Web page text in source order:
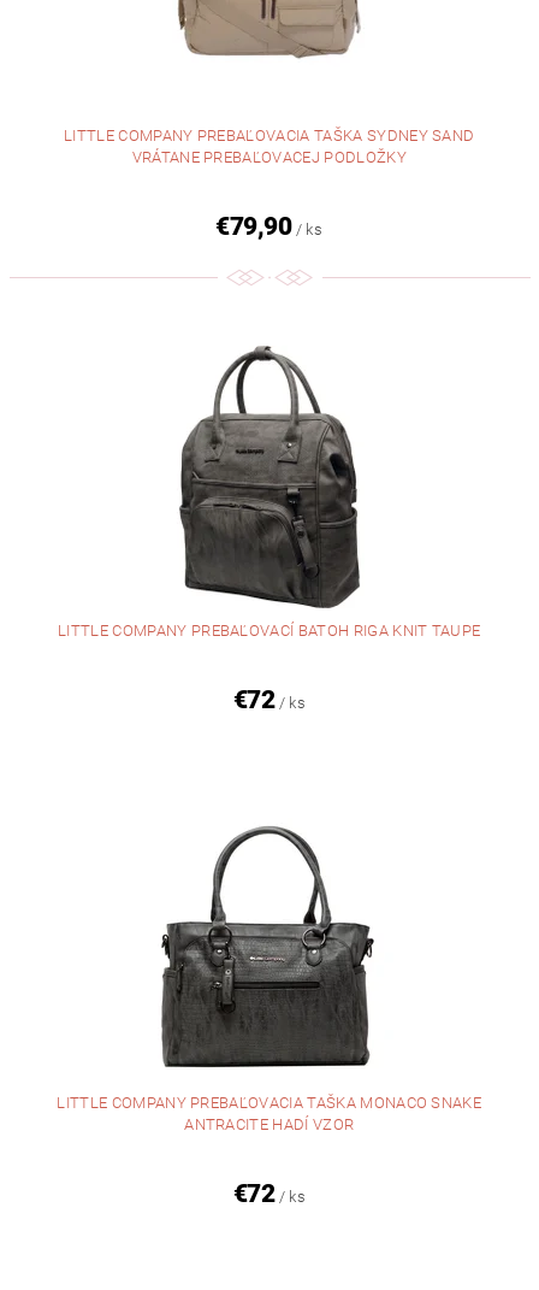
LITTLE COMPANY PREBAĽOVACIA TAŠKA SYDNEY SAND
VRÁTANE PREBAĽOVACEJ PODLOŽKY
€79,90 / ks
LITTLE COMPANY PREBAĽOVACÍ BATOH RIGA KNIT TAUPE
€72 / ks
LITTLE COMPANY PREBAĽOVACIA TAŠKA MONACO SNAKE
ANTRACITE HADÍ VZOR
€72 / ks